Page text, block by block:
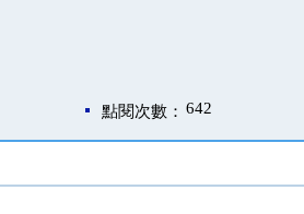
點閱次數： 642